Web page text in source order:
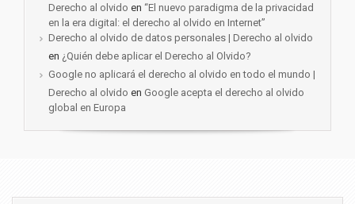
Derecho al olvido en “El nuevo paradigma de la privacidad
en la era digital: el derecho al olvido en Internet”
Derecho al olvido de datos personales | Derecho al olvido
en ¿Quién debe aplicar el Derecho al Olvido?
Google no aplicará el derecho al olvido en todo el mundo |
Derecho al olvido en Google acepta el derecho al olvido
global en Europa